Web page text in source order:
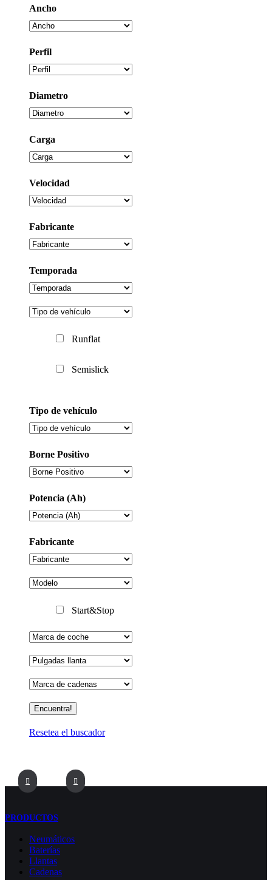
Ancho
Perfil
Diametro
Carga
Velocidad
Fabricante
Temporada
Runflat
Semislick
Tipo de vehículo
Borne Positivo
Potencia (Ah)
Fabricante
Start&Stop
Resetea el buscador
PRODUCTOS
Neumáticos
Baterías
Llantas
Cadenas